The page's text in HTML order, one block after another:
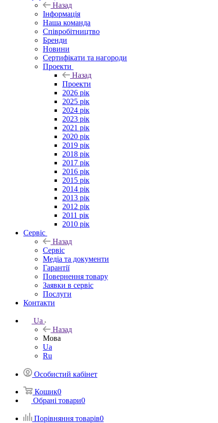
Назад
Інформація
Наша команда
Співробітництво
Бренди
Новини
Сертифікати та нагороди
Проекти
Назад
Проекти
2026 рік
2025 рік
2024 рік
2023 рік
2021 рік
2020 рік
2019 рік
2018 рік
2017 рік
2016 рік
2015 рік
2014 рік
2013 рік
2012 рік
2011 рік
2010 рік
Сервіс
Назад
Сервіс
Медіа та документи
Гарантії
Повернення товару
Заявки в сервіс
Послуги
Контакти
Ua
Назад
Мова
Ua
Ru
Особистий кабінет
Кошик0
Обрані товари0
Порівняння товарів0